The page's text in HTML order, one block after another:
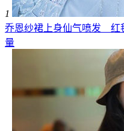
1
乔恩纱裙上身仙气喷发
量